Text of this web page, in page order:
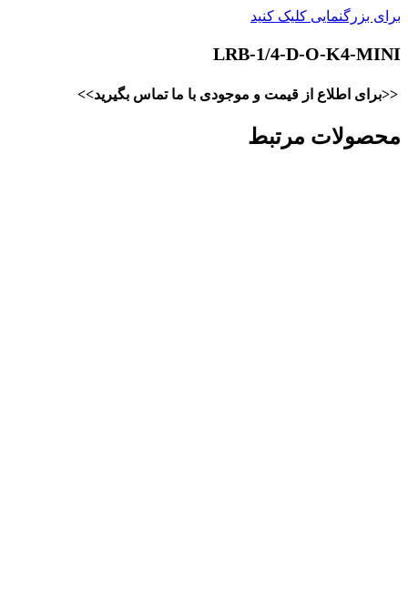
برای بزرگنمایی کلیک کنید
LRB-1/4-D-O-K4-MINI
<<برای اطلاع از قیمت و موجودی با ما تماس بگیرید>>
محصولات مرتبط